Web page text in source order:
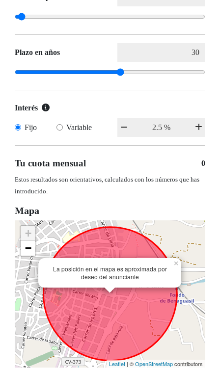
Plazo en años
Interés
Fijo Variable
Tu cuota mensual 0
Estos resultados son orientativos, calculados con los números que has
introducido.
Mapa
La posición en el mapa es aproximada por
deseo del anunciante
×
+
−
Leaflet | ©OpenStreetMapcontributors